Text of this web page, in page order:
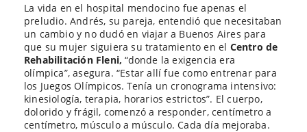
La vida en el hospital mendocino fue apenas el
preludio. Andrés, su pareja, entendió que necesitaban
un cambio y no dudó en viajar a Buenos Aires para
que su mujer siguiera su tratamiento en el Centro de
Rehabilitación Fleni, “donde la exigencia era
olímpica”, asegura. “Estar allí fue como entrenar para
los Juegos Olímpicos. Tenía un cronograma intensivo:
kinesiología, terapia, horarios estrictos”. El cuerpo,
dolorido y frágil, comenzó a responder, centímetro a
centímetro, músculo a músculo. Cada día mejoraba.